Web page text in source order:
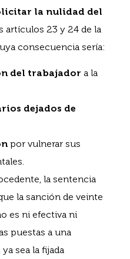
la nulidad del
artículos 23 y 24 de la
consecuencia sería:
del trabajador a la
dejados de
por vulnerar sus
la sentencia
la sanción de veinte
es ni efectiva ni
puestas a una
, ya sea la fijada